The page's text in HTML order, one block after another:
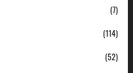
(7)
(114)
(52)